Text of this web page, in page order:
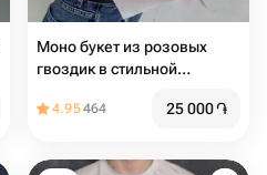
Моно букет из розовых
гвоздик в стильной
4.95464 25 000֏